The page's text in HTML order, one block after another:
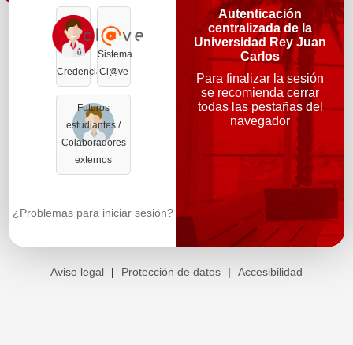
Credenciales
Sistema
Cl@ve
Futuros
estudiantes /
Colaboradores
externos
¿Problemas para iniciar sesión?
Autenticación
centralizada de la
Universidad Rey Juan
Carlos
Para finalizar la sesión
se recomienda cerrar
todas las pestañas del
navegador
Aviso legal | Protección de datos | Accesibilidad